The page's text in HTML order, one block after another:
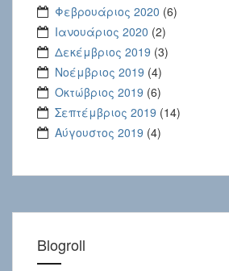
Φεβρουάριος 2020 (6)
Ιανουάριος 2020 (2)
Δεκέμβριος 2019 (3)
Νοέμβριος 2019 (4)
Οκτώβριος 2019 (6)
Σεπτέμβριος 2019 (14)
Αύγουστος 2019 (4)
Blogroll